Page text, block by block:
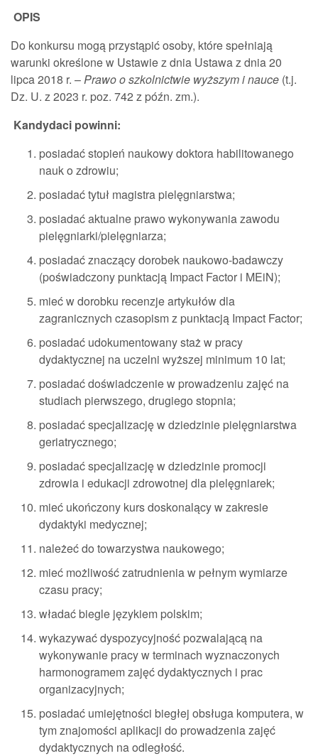
OPIS
Do konkursu mogą przystąpić osoby, które spełniają
warunki określone w Ustawie z dnia Ustawa z dnia 20
lipca 2018 r. –Prawo o szkolnictwie wyższym i nauce (t.j.
Dz. U. z 2023 r. poz. 742 z późn. zm.).
Kandydaci powinni:
posiadać stopień naukowy doktora habilitowanego
nauk o zdrowiu;
posiadać tytuł magistra pielęgniarstwa;
posiadać aktualne prawo wykonywania zawodu
pielęgniarki/pielęgniarza;
posiadać znaczący dorobek naukowo-badawczy
(poświadczony punktacją Impact Factor i MEiN);
mieć w dorobku recenzje artykułów dla
zagranicznych czasopism z punktacją Impact Factor;
posiadać udokumentowany staż w pracy
dydaktycznej na uczelni wyższej minimum 10 lat;
posiadać doświadczenie w prowadzeniu zajęć na
studiach pierwszego, drugiego stopnia;
posiadać specjalizację w dziedzinie pielęgniarstwa
geriatrycznego;
posiadać specjalizację w dziedzinie promocji
zdrowia i edukacji zdrowotnej dla pielęgniarek;
mieć ukończony kurs doskonalący w zakresie
dydaktyki medycznej;
należeć do towarzystwa naukowego;
mieć możliwość zatrudnienia w pełnym wymiarze
czasu pracy;
władać biegle językiem polskim;
wykazywać dyspozycyjność pozwalającą na
wykonywanie pracy w terminach wyznaczonych
harmonogramem zajęć dydaktycznych i prac
organizacyjnych;
posiadać umiejętności biegłej obsługa komputera, w
tym znajomości aplikacji do prowadzenia zajęć
dydaktycznych na odległość.